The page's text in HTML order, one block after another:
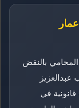
المحامي بالنقض
عبدالعزيز
في